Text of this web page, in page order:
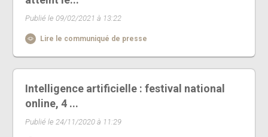
Publié le 09/02/2021 à 13:22
Lire le communiqué de presse
Intelligence artificielle : festival national
online, 4 ...
Publié le 24/11/2020 à 11:29